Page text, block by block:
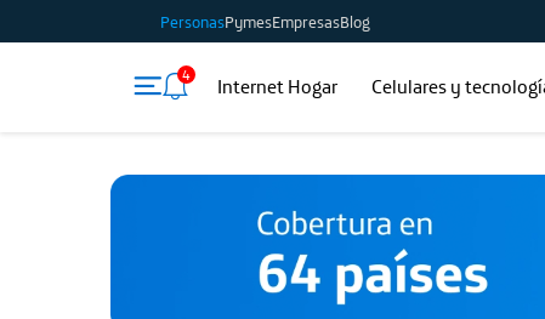
PersonasPymesEmpresasBlog
4 Internet Hogar Celulares y